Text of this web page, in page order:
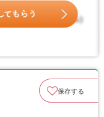
保存する